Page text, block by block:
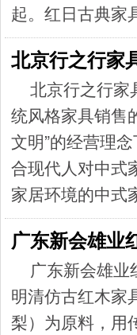
起。红日古典家
北京行之行家
北京行之行家
统风格家具销售
文明”的经营理
合现代人对中式
家居环境的中式
广东新会雄业
广东新会雄
明清仿古红木家
梨）为原料，用